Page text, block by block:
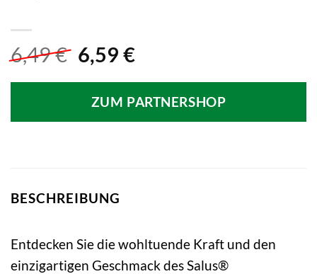
6,49€ Ursprünglicher
war:
6,49 €
6,59 €Aktueller
ist:
6,59 €.
ZUM PARTNERSHOP
BESCHREIBUNG
Entdecken Sie die wohltuende Kraft und den
einzigartigen Geschmack des Salus®